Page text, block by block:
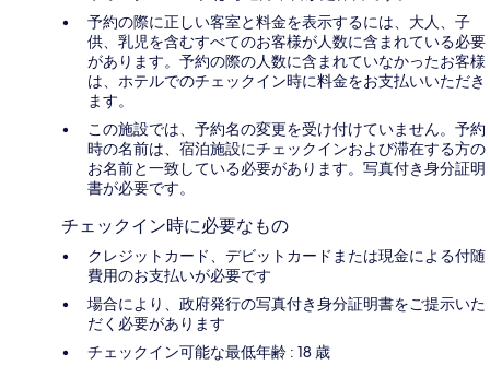
予約の際に正しい客室と料金を表示するには、大人、子
供、乳児を含むすべてのお客様が人数に含まれている必要
があります。予約の際の人数に含まれていなかったお客様
は、ホテルでのチェックイン時に料金をお支払いいただき
ます。
この施設では、予約名の変更を受け付けていません。予約
時の名前は、宿泊施設にチェックインおよび滞在する方の
お名前と一致している必要があります。写真付き身分証明
書が必要です。
チェックイン時に必要なもの
クレジットカード、デビットカードまたは現金による付随
費用のお支払いが必要です
場合により、政府発行の写真付き身分証明書をご提示いた
だく必要があります
チェックイン可能な最低年齢 : 18 歳